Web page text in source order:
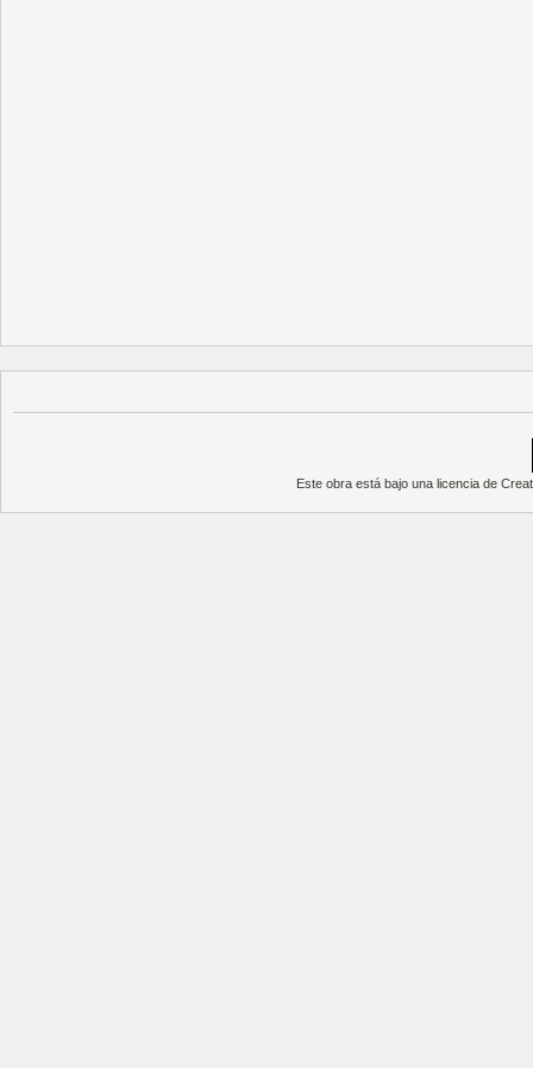
Este obra está bajo unalicencia de